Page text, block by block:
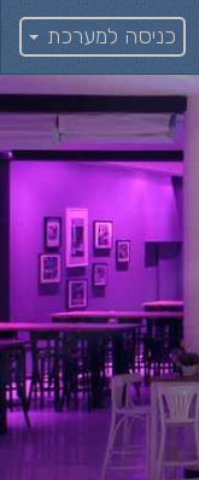
כניסה למערכת